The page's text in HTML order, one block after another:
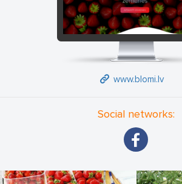
www.blomi.lv
Social networks: